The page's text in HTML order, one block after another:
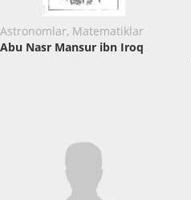
Astronomlar, Matematiklar
Abu Nasr Mansur ibn Iroq